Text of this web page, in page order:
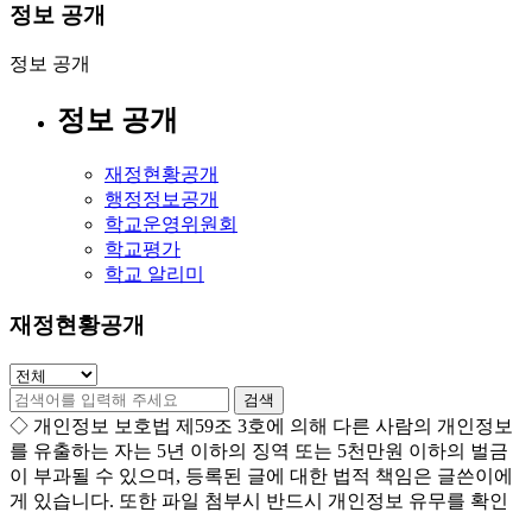
정보 공개
정보 공개
정보 공개
재정현황공개
행정정보공개
학교운영위원회
학교평가
학교 알리미
재정현황공개
◇ 개인정보 보호법 제59조 3호에 의해 다른 사람의 개인정보
를 유출하는 자는 5년 이하의 징역 또는 5천만원 이하의 벌금
이 부과될 수 있으며, 등록된 글에 대한 법적 책임은 글쓴이에
게 있습니다. 또한 파일 첨부시 반드시 개인정보 유무를 확인